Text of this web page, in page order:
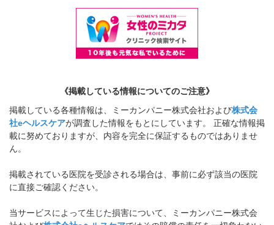
《掲載している情報についてのご注意》
掲載している各種情報は、ミーカンパニー株式会社および株式会
社eヘルスケアが調査した情報をもとにしています。 正確な情報掲
載に努めておりますが、内容を完全に保証するものではありませ
ん。
掲載されている医院を受診される場合は、事前に必ず該当の医院
に直接ご確認ください。
当サービスによって生じた損害について、ミーカンパニー株式会